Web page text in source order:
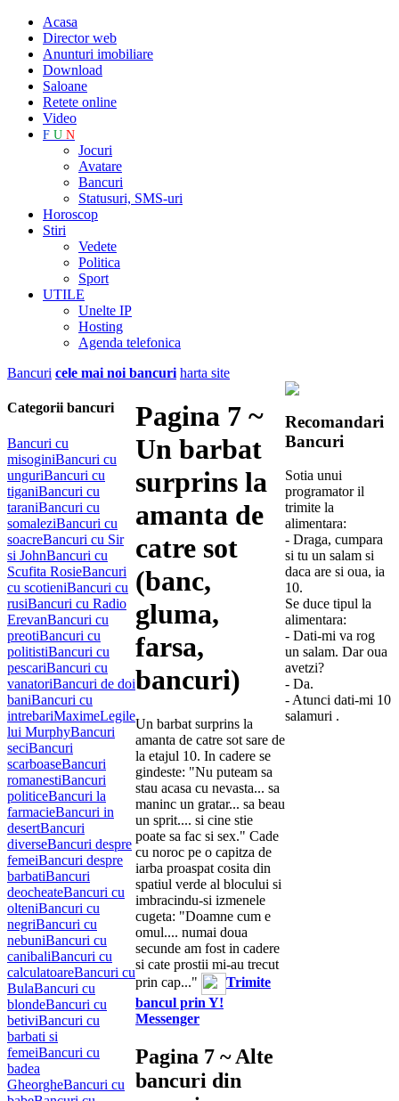
Acasa
Director web
Anunturi imobiliare
Download
Saloane
Retete online
Video
F U N
Jocuri
Avatare
Bancuri
Statusuri, SMS-uri
Horoscop
Stiri
Vedete
Politica
Sport
UTILE
Unelte IP
Hosting
Agenda telefonica
Bancuri cele mai noi bancuri harta site
Categorii bancuri
Bancuri cu
misoginiBancuri cu
unguriBancuri cu
tiganiBancuri cu
taraniBancuri cu
somaleziBancuri cu
soacreBancuri cu Sir
si JohnBancuri cu
Scufita RosieBancuri
cu scotieniBancuri cu
rusiBancuri cu Radio
ErevanBancuri cu
preotiBancuri cu
politistiBancuri cu
pescariBancuri cu
vanatoriBancuri de doi
baniBancuri cu
intrebariMaximeLegile
lui MurphyBancuri
seciBancuri
scarboaseBancuri
romanestiBancuri
politiceBancuri la
farmacieBancuri in
desertBancuri
diverseBancuri despre
femeiBancuri despre
barbatiBancuri
deocheateBancuri cu
olteniBancuri cu
negriBancuri cu
nebuniBancuri cu
canibaliBancuri cu
calculatoareBancuri cu
BulaBancuri cu
blondeBancuri cu
betiviBancuri cu
barbati si
femeiBancuri cu
badea
GheorgheBancuri cu
Pagina 7 ~
Un barbat
surprins la
amanta de
catre sot
(banc,
gluma,
farsa,
bancuri)
Un barbat surprins la
amanta de catre sot sare de
la etajul 10. In cadere se
gindeste: "Nu puteam sa
stau acasa cu nevasta... sa
maninc un gratar... sa beau
un sprit.... si cine stie
poate sa fac si sex." Cade
cu noroc pe o capitza de
iarba proaspat cosita din
spatiul verde al blocului si
imbracindu-si izmenele
cugeta: "Doamne cum e
omul.... numai doua
secunde am fost in cadere
si cate prostii mi-au trecut
prin cap..."
Trimite
bancul prin Y!
Messenger
Pagina 7 ~ Alte
bancuri din
Recomandari
Bancuri
Sotia unui
programator il
trimite la
alimentara:
- Draga, cumpara
si tu un salam si
daca are si oua, ia
10.
Se duce tipul la
alimentara:
- Dati-mi va rog
un salam. Dar oua
avetzi?
- Da.
- Atunci dati-mi 10
salamuri .